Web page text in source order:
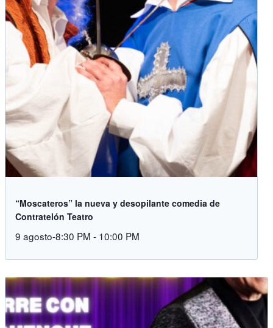
“Moscateros” la nueva y desopilante comedia de
Contratelón Teatro
9 agosto-8:30 PM - 10:00 PM